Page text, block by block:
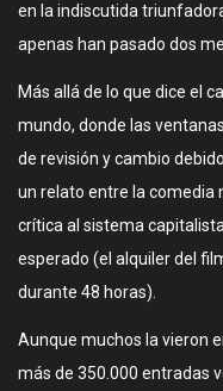
en la indiscutida
apenas han pasado dos
Más allá de lo que dice el
mundo, donde las
de revisión y cambio
un relato entre la comedia
crítica al sistema
esperado (el alquiler del
durante 48 horas).
Aunque muchos la vieron
más de 350.000 entradas